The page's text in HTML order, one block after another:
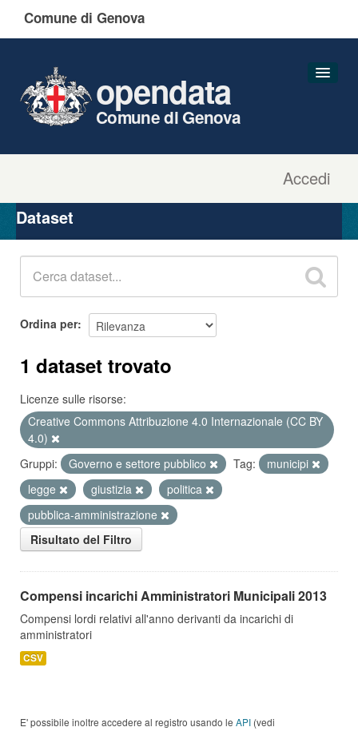
Comune di Genova
Accedi
opendata
Comune di Genova
Organizzazioni
Gruppi
Dataset
Ordina per
1 dataset trovato
Licenze sulle risorse:
Creative Commons Attribuzione 4.0 Internazionale (CC BY
4.0)
Gruppi:
Governo e settore pubblico Tag:
municipi
legge
giustizia
politica
pubblica-amministrazione
Risultato del Filtro
Compensi incarichi Amministratori Municipali 2013
Compensi lordi relativi all'anno derivanti da incarichi di
amministratori
CSV
E' possibile inoltre accedere al registro usando le API (vedi